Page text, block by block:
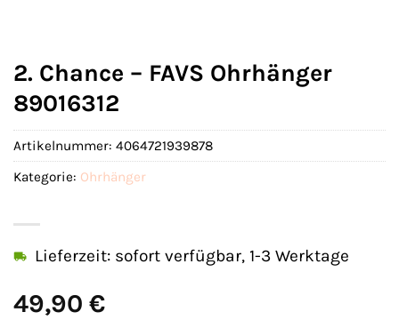
2. Chance – FAVS Ohrhänger
89016312
49,90 €
Lieferzeit: sofort verfügbar, 1-3 Werktage
Artikelnummer: 4064721939878
Kategorie: Ohrhänger